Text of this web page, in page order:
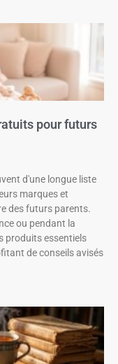
pour futurs
d'une longue liste
marques et
des futurs parents.
ou pendant la
produits essentiels
de conseils avisés